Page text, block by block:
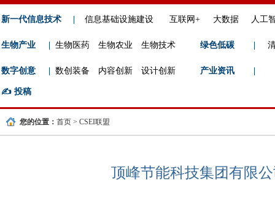
新一代信息技术 信息基础设施建设 互联网+ 大数据 人工
生物产业 生物医药 生物农业 生物技术 绿色低碳
数字创意 数创装备 内容创新 设计创新 产业资讯
✍️ 投稿
您的位置： 首页 > CSEI联盟
顶峰节能科技集团有限